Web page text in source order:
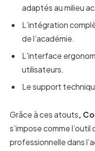
adaptés au milieu
L’intégration
de l’académie.
L’interface
utilisateurs.
Le support
Grâce à ces atouts,
s’impose comme
professionnelle dans